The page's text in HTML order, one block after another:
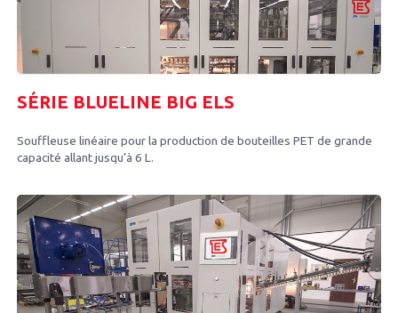
SÉRIE BLUELINE BIG ELS
Souffleuse linéaire pour la production de bouteilles PET de grande
capacité allant jusqu’à 6 L.